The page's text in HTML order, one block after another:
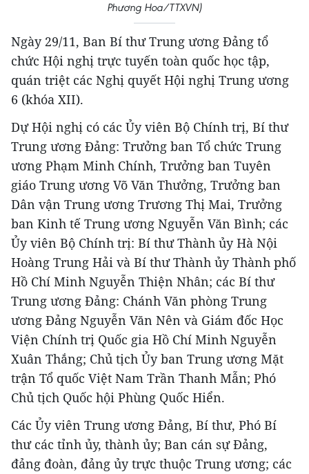
Phương Hoa/TTXVN)
Ngày 29/11, Ban Bí thư Trung ương Đảng tổ
chức Hội nghị trực tuyến toàn quốc học tập,
quán triệt các Nghị quyết Hội nghị Trung ương
6 (khóa XII).
Dự Hội nghị có các Ủy viên Bộ Chính trị, Bí thư
Trung ương Đảng: Trưởng ban Tổ chức Trung
ương Phạm Minh Chính, Trưởng ban Tuyên
giáo Trung ương Võ Văn Thưởng, Trưởng ban
Dân vận Trung ương Trương Thị Mai, Trưởng
ban Kinh tế Trung ương Nguyễn Văn Bình; các
Ủy viên Bộ Chính trị: Bí thư Thành ủy Hà Nội
Hoàng Trung Hải và Bí thư Thành ủy Thành phố
Hồ Chí Minh Nguyễn Thiện Nhân; các Bí thư
Trung ương Đảng: Chánh Văn phòng Trung
ương Đảng Nguyễn Văn Nên và Giám đốc Học
Viện Chính trị Quốc gia Hồ Chí Minh Nguyễn
Xuân Thắng; Chủ tịch Ủy ban Trung ương Mặt
trận Tổ quốc Việt Nam Trần Thanh Mẫn; Phó
Chủ tịch Quốc hội Phùng Quốc Hiển.
Các Ủy viên Trung ương Đảng, Bí thư, Phó Bí
thư các tỉnh ủy, thành ủy; Ban cán sự Đảng,
đảng đoàn, đảng ủy trực thuộc Trung ương; các